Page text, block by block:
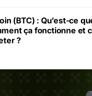
(BTC) : Qu’est-ce
ça fonctionne et
?